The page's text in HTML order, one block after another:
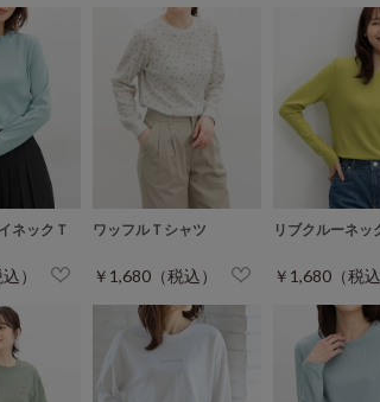
ネックＴ
）
ワッフルＴシャツ
￥1,680（税込）
リブクルーネッ
￥1,680（税込